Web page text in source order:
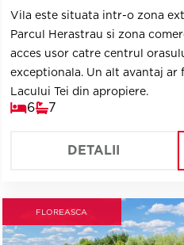
Vila este situata intr-o zona
Parcul Herastrau si zona
acces usor catre centrul
exceptionala. Un alt avantaj ar
Lacului Tei din apropiere.
6 7
DETALII
FLOREASCA